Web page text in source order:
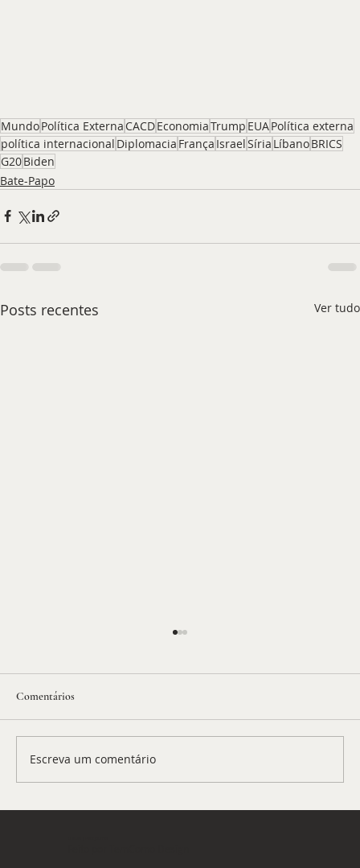
MundoPolítica Externa CACDEconomiaTrump EUAPolítica externa
política internacional Diplomacia França IsraelSíria LíbanoBRICS
G20Biden
Bate-Papo
Posts recentes Ver tudo
Comentários
Escreva um comentário